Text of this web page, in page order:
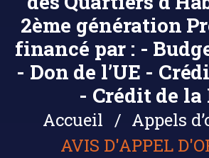
2ème génération
financé par : -
- Don de l’UE -
- Crédit de la
Accueil
Appels
AVIS D'APPEL